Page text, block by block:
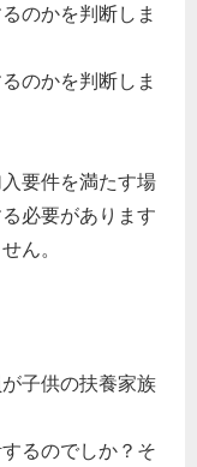
のかを判断しま
のかを判断しま
要件を満たす場
必要があります
ん。
子供の扶養家族
るのでしか？そ